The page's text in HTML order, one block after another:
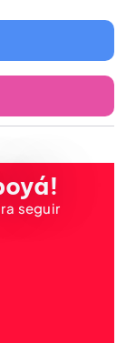
seguir